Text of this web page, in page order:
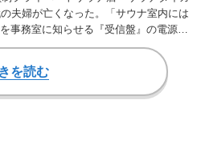
夫婦が亡くなった。「サウナ室内には
事務室に知らせる『受信盤』の電源が
を読む